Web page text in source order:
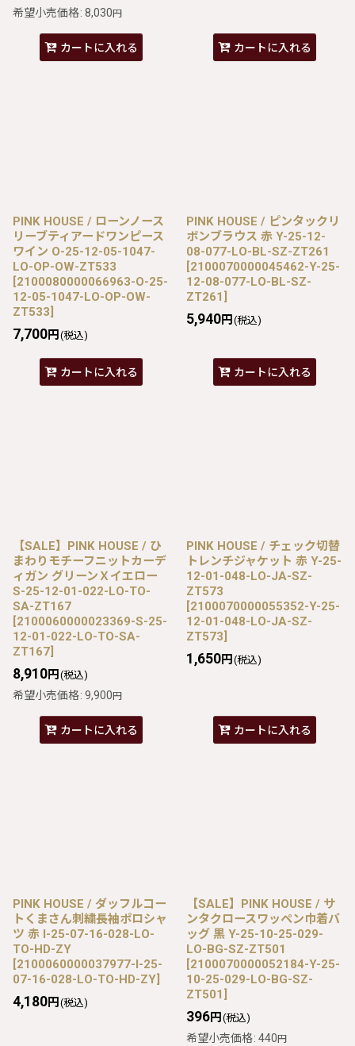
希望小売価格: 8,030円
カートに入れる カートに入れる
PINK HOUSE / ローンノース
リーブティアードワンピース
ワイン O-25-12-05-1047-
LO-OP-OW-ZT533
[2100080000066963-O-25-
12-05-1047-LO-OP-OW-
ZT533]
7,700円 (税込)
カートに入れる
PINK HOUSE / ピンタックリ
ボンブラウス 赤 Y-25-12-
08-077-LO-BL-SZ-ZT261
[2100070000045462-Y-25-
12-08-077-LO-BL-SZ-
ZT261 ]
5,940円 (税込)
カートに入れる
【SALE】PINK HOUSE / ひ
まわりモチーフニットカーデ
ィガン グリーンＸイエロー
S-25-12-01-022-LO-TO-
SA-ZT167
[2100060000023369-S-25-
12-01-022-LO-TO-SA-
ZT167]
8,910円 (税込)
希望小売価格: 9,900円
カートに入れる
PINK HOUSE / チェック切替
トレンチジャケット 赤 Y-25-
12-01-048-LO-JA-SZ-
ZT573
[2100070000055352-Y-25-
12-01-048-LO-JA-SZ-
ZT573]
1,650円 (税込)
カートに入れる
PINK HOUSE / ダッフルコー
トくまさん刺繍長袖ポロシャ
ツ 赤 I-25-07-16-028-LO-
TO-HD-ZY
[2100060000037977-I-25-
07-16-028-LO-TO-HD-ZY]
4,180円 (税込)
【SALE】PINK HOUSE / サ
ンタクロースワッペン巾着バ
ッグ 黒 Y-25-10-25-029-
LO-BG-SZ-ZT501
[2100070000052184-Y-25-
10-25-029-LO-BG-SZ-
ZT501 ]
396円 (税込)
希望小売価格: 440円